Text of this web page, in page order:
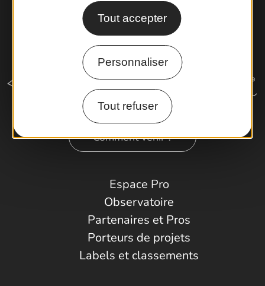
Tout accepter
Personnaliser
Tout refuser
Comment venir ?
Espace Pro
Observatoire
Partenaires et Pros
Porteurs de projets
Labels et classements